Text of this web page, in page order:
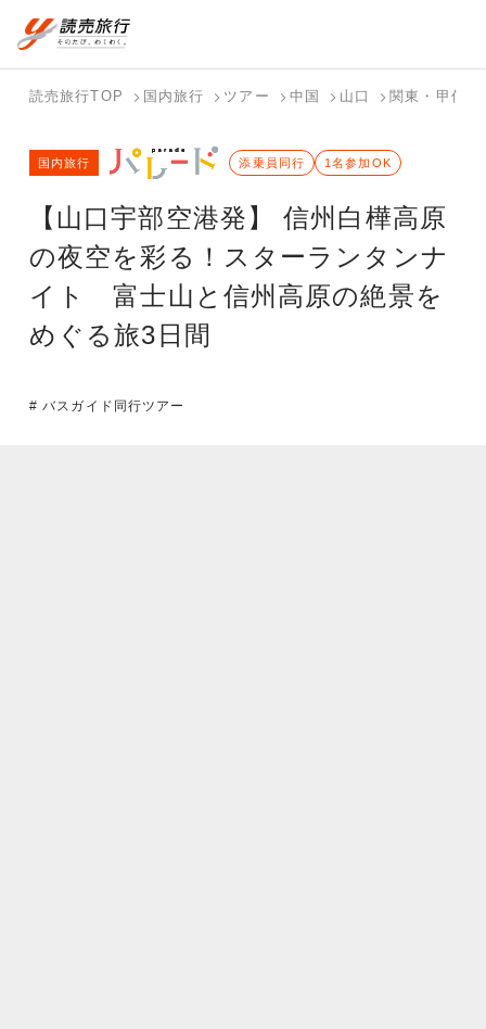
国内旅行トップ
バスツアー
を探す
個人旅行
（ブーケ）を探す
ら探す
テーマから写真から探
海外旅行トップ
海外特集か
ら探す
テーマから
探す
す
読売旅行TOP 国内旅行 ツアー 中国 山口 関東・甲信
【山口宇部空港発】 信州白樺高原
の夜空を彩る！スターランタンナ
イト 富士山と信州高原の絶景を
めぐる旅3日間
国内旅行 添乗員同行 1名参加OK
# バスガイド同行ツアー